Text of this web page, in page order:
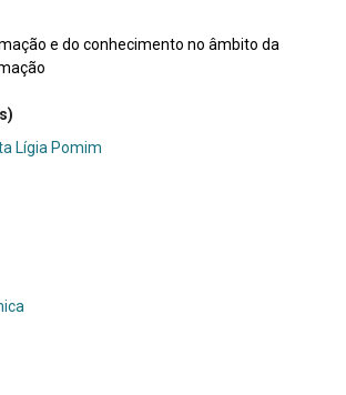
e do conhecimento no âmbito da
Lígia Pomim